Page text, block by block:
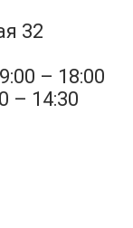
32
– 18:00
– 14:30